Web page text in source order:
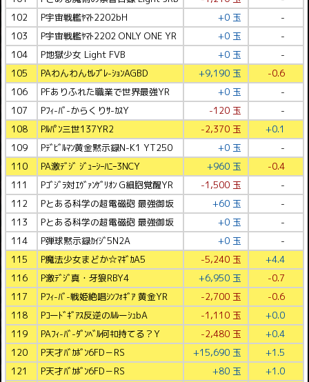
102
P宇宙戦艦ﾔﾏﾄ2202bH +0 玉
-
103
P宇宙戦艦ﾔﾏﾄ2202 ONLY ONE YR +0 玉
-
104
P地獄少女 Light FVB +0 玉
-
105
PAわんわんｾﾚﾌﾞﾚ-ｼｮﾝAGBD +9,190 玉
-0.6
106
PFありふれた職業で世界最強YR +0 玉
-
107
Pﾌｨ-ﾊﾞ-からくりｻ-ｶｽY -120 玉
-
108
Pﾙﾊﾟﾝ三世137YR2 -2,370 玉
+0.1
109
Pﾃﾞﾋﾞﾙﾏﾝ黄金黙示録N-K1 YT250 +0 玉
-
110
PA激ﾃﾞｼﾞ ｼﾞｭｰｼｰﾊﾆｰ3NCY +960 玉
-0.4
111
Pｺﾞｼﾞﾗ対ｴｳﾞｧﾝｹﾞﾘｵﾝ G細胞覚醒YR -1,500 玉
-
112
Pとある科学の超電磁砲 最強御坂 +60 玉
-
113
Pとある科学の超電磁砲 最強御坂 +0 玉
-
114
P弾球黙示録ｶｲｼﾞ5N2A +0 玉
-
115
P魔法少女まどか☆ﾏｷﾞｶA5 -5,240 玉
+4.4
116
P激ﾃﾞｼﾞ真・牙狼RBY4 +6,950 玉
-0.7
117
Pﾌｨ-ﾊﾞ-戦姫絶唱ｼﾝﾌｫｷﾞｱ 黄金YR -2,700 玉
-0.6
118
Pｺーﾄﾞｷﾞｱｽ反逆のﾙﾙーｼｭbA -1,110 玉
+0.0
119
PAﾌｨ-ﾊﾞ-ﾀﾞﾝﾍﾞﾙ何ｷﾛ持てる？Y -2,480 玉
+0.4
120
P天才ﾊﾞｶﾎﾞﾝ6FD－RS +15,690 玉
+1.5
121
P天才ﾊﾞｶﾎﾞﾝ6FD－RS +80 玉
+1.0